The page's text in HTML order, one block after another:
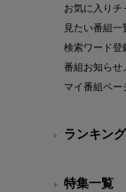
お気に入りチ
見たい番組一
検索ワード登
番組お知らせ
マイ番組ペー
ランキング
特集一覧